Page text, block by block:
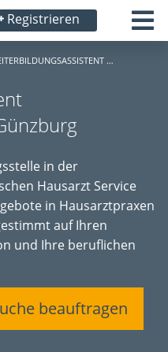
Registrieren
…
in der
Hausarzt Service
in Hausarztpraxen
auf Ihren
und Ihre beruflichen
beauftragen